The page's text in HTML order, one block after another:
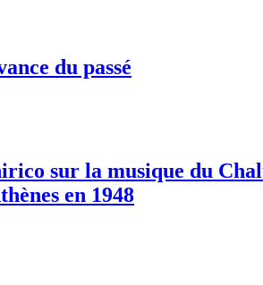
du passé
sur la musique du
en 1948